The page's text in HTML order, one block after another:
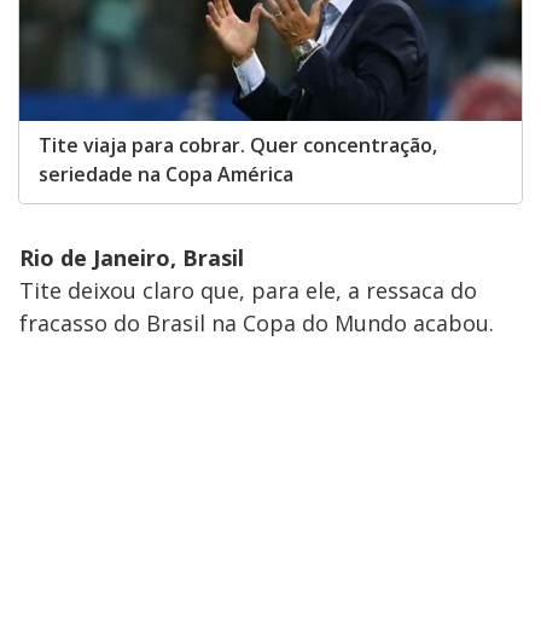
Tite viaja para cobrar. Quer concentração,
seriedade na Copa América
Rio de Janeiro, Brasil
Tite deixou claro que, para ele, a ressaca do
fracasso do Brasil na Copa do Mundo acabou.